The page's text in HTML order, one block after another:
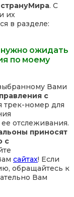
Мира. С
их
в разделе:
ожидать
по моему
Вами
с
трек-номер для
ее отслеживания.
приносят
с
сайтах! Если
обращайтесь к
Вам